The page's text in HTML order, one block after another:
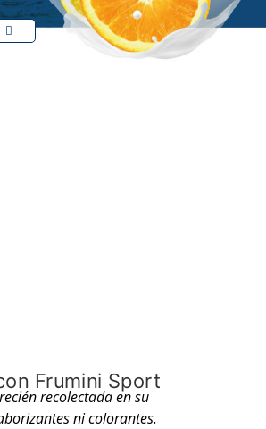
recolectada en su
ni colorantes.